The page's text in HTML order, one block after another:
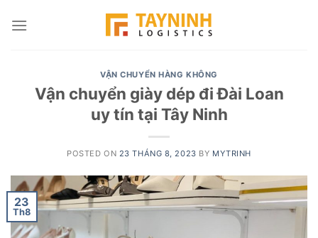
VẬN CHUYỂN HÀNG KHÔNG
Vận chuyển giày dép đi Đài Loan
uy tín tại Tây Ninh
POSTED ON 23 THÁNG 8, 2023 BY MYTRINH
23
Th8